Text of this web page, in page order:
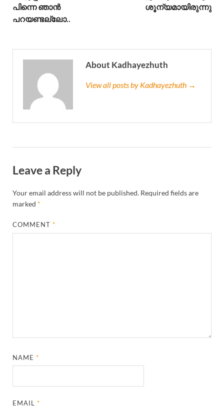
പിന്നെ ഞാൻ
പറയണ്ടല്ലോ..
ശൂന്യമായിരുന്നു
About Kadhayezhuth
View all posts by Kadhayezhuth →
Leave a Reply
Your email address will not be published. Required fields are
marked *
COMMENT*
NAME*
EMAIL*